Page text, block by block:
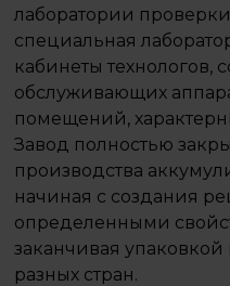
лаборатории
специальная
кабинеты технологов,
обслуживающих
помещений,
Завод полностью
производства
начиная с создания
определенными
заканчивая
разных стран.